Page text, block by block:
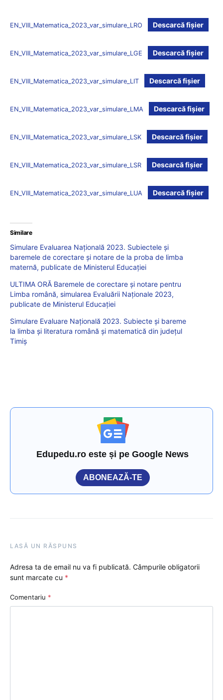
EN_VIII_Matematica_2023_var_simulare_LRO Descarcă fișier
EN_VIII_Matematica_2023_var_simulare_LGE Descarcă fișier
EN_VIII_Matematica_2023_var_simulare_LIT Descarcă fișier
EN_VIII_Matematica_2023_var_simulare_LMA Descarcă fișier
EN_VIII_Matematica_2023_var_simulare_LSK Descarcă fișier
EN_VIII_Matematica_2023_var_simulare_LSR Descarcă fișier
EN_VIII_Matematica_2023_var_simulare_LUA Descarcă fișier
Similare
Simulare Evaluarea Națională 2023. Subiectele și
baremele de corectare și notare de la proba de limba
maternă, publicate de Ministerul Educației
ULTIMA ORĂ Baremele de corectare și notare pentru
Limba română, simularea Evaluării Naționale 2023,
publicate de Ministerul Educației
Simulare Evaluare Națională 2023. Subiecte și bareme
la limba și literatura română și matematică din județul
Timiș
Edupedu.ro este și pe Google News
ABONEAZĂ-TE
LASĂ UN RĂSPUNS
Adresa ta de email nu va fi publicată. Câmpurile obligatorii
sunt marcate cu *
Comentariu *